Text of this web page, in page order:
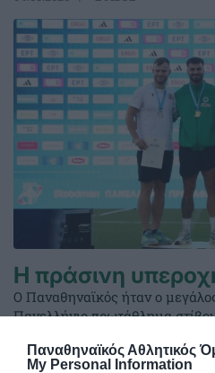
Παναθηναϊκός Αθλητικός
My Personal Information
Η πράσινη
Ο Παναθηναϊκός ήταν ο
Πανελλήνιο πρωτάθλημα
τριφυλλιού φαίνεται και
βαθμολογία του ΣΕΓΑΣ σε